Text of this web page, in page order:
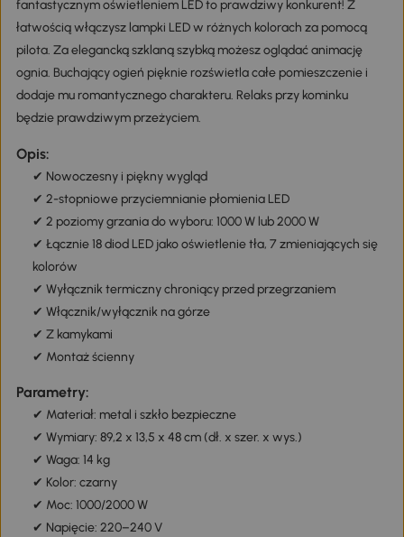
fantastycznym oświetleniem LED to prawdziwy konkurent! Z
łatwością włączysz lampki LED w różnych kolorach za pomocą
pilota. Za elegancką szklaną szybką możesz oglądać animację
ognia. Buchający ogień pięknie rozświetla całe pomieszczenie i
dodaje mu romantycznego charakteru. Relaks przy kominku
będzie prawdziwym przeżyciem.
Opis:
✔ Nowoczesny i piękny wygląd
✔ 2-stopniowe przyciemnianie płomienia LED
✔ 2 poziomy grzania do wyboru: 1000 W lub 2000 W
✔ Łącznie 18 diod LED jako oświetlenie tła, 7 zmieniających się
kolorów
✔ Wyłącznik termiczny chroniący przed przegrzaniem
✔ Włącznik/wyłącznik na górze
✔ Z kamykami
✔ Montaż ścienny
Parametry:
✔ Materiał: metal i szkło bezpieczne
✔ Wymiary: 89,2 x 13,5 x 48 cm (dł. x szer. x wys.)
✔ Waga: 14 kg
✔ Kolor: czarny
✔ Moc: 1000/2000 W
✔ Napięcie: 220–240 V